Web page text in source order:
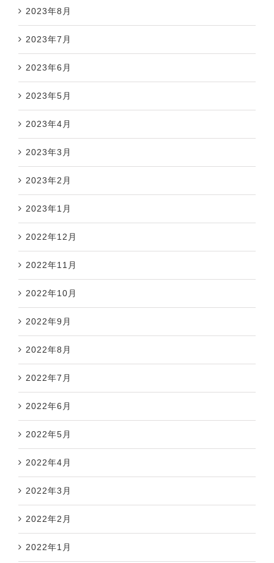
2023年8月
2023年7月
2023年6月
2023年5月
2023年4月
2023年3月
2023年2月
2023年1月
2022年12月
2022年11月
2022年10月
2022年9月
2022年8月
2022年7月
2022年6月
2022年5月
2022年4月
2022年3月
2022年2月
2022年1月